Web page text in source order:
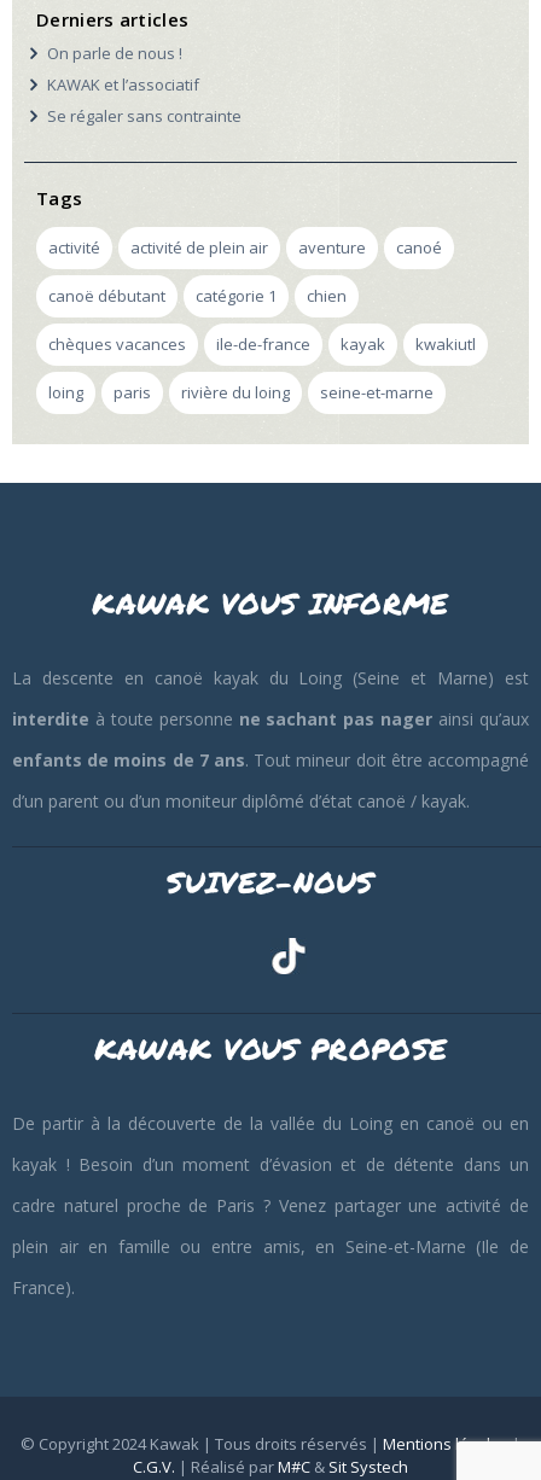
Derniers articles
On parle de nous !
KAWAK et l’associatif
Se régaler sans contrainte
Tags
activité activité de plein air aventure canoé
canoë débutant catégorie 1 chien
chèques vacances ile-de-france kayak kwakiutl
loing paris rivière du loing seine-et-marne
KAWAK VOUS INFORME
La descente en canoë kayak du Loing (Seine et Marne) est
interdite à toute personne ne sachant pas nager ainsi qu’aux
enfants de moins de 7 ans. Tout mineur doit être accompagné
d’un parent ou d’un moniteur diplômé d’état canoë / kayak.
SUIVEZ-NOUS
KAWAK VOUS PROPOSE
De partir à la découverte de la vallée du Loing en canoë ou en
kayak ! Besoin d’un moment d’évasion et de détente dans un
cadre naturel proche de Paris ? Venez partager une activité de
plein air en famille ou entre amis, en Seine-et-Marne (Ile de
France).
© Copyright 2024 Kawak | Tous droits réservés | Mentions légales|
C.G.V. | Réalisé parM#C & Sit Systech